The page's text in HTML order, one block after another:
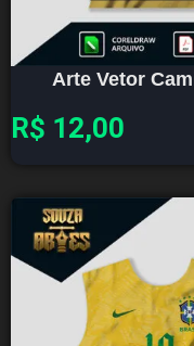
Arte Vetor
R$ 12,00